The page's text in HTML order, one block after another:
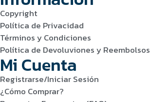
Copyright
Política de Privacidad
Términos y Condiciones
Política de Devoluviones y Reembolsos
Mi Cuenta
Registrarse/Iniciar Sesión
¿Cómo Comprar?